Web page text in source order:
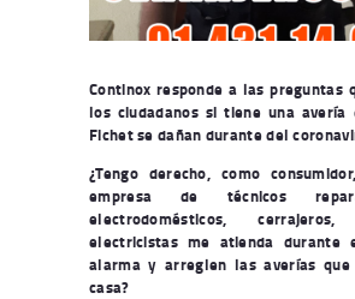
Continox responde a las preguntas
los ciudadanos si tiene una
Fichet se dañan durante del
¿Tengo derecho, como
empresa de técnicos
electrodomésticos, cerrajeros,
electricistas me atienda durante
alarma y arreglen las averías
casa?